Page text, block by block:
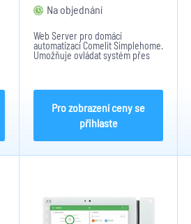
Na objednání
Web Server pro domácí
automatizaci Comelit Simplehome.
Umožňuje ovládat systém přes
webový prohlížeč, tablet nebo
Pro zobrazení ceny se
přihlaste